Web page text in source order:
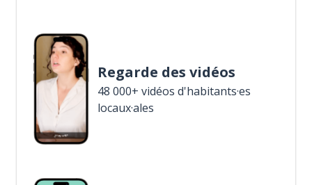
Regarde des vidéos
48 000+ vidéos d'habitants·es
locaux·ales